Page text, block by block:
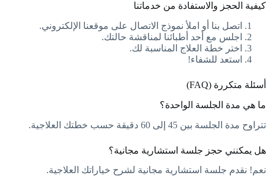
كيفية الحجز والاستفادة من خدماتنا
اتصل بنا أو املأ نموذج الاتصال على موقعنا الإلكتروني.
اجلس مع أحد أطبائنا لمناقشة حالتك.
اختر خطة العلاج المناسبة لك.
استعد للشفاء!
أسئلة متكررة (FAQ)
ما هي مدة الجلسة الواحدة؟
تتراوح مدة الجلسة بين 45 إلى 60 دقيقة حسب خطتك العلاجية.
هل يمكنني حجز جلسة استشارية مجانية؟
نعم! نقدم جلسة استشارية مجانية لشرح خياراتك العلاجية.